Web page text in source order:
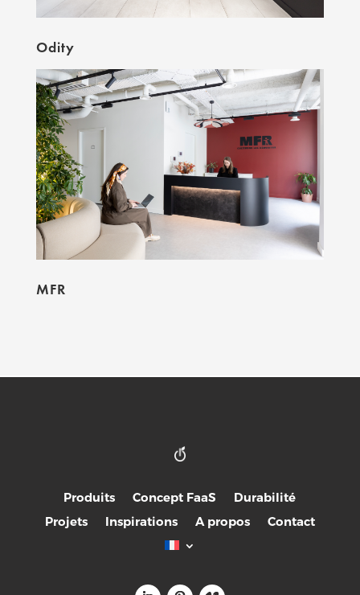
Odity
MFR
Produits Concept FaaS
Durabilité
Projets
Inspirations A propos Contact